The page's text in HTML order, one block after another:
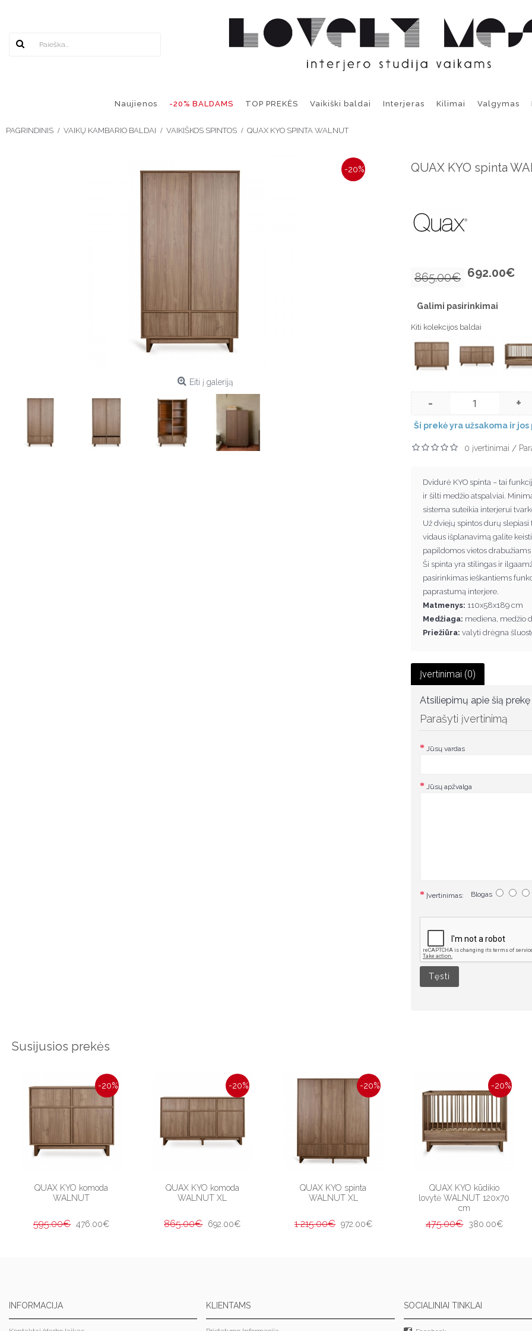
Naujienos -20% BALDAMS TOP PREKĖS Vaikiški baldai Interjeras Kilimai Valgymas
PAGRINDINIS VAIKŲ KAMBARIO BALDAI VAIKIŠKOS SPINTOS QUAX KYO SPINTA WALNUT
-20%
Eiti į galeriją
QUAX KYO spinta
865.00€ 692.00€
Galimi pasirinkimai
Kiti kolekcijos baldai
- +
Ši prekė yra užsakoma ir
0 įvertinimai /
Dvidurė KYO spinta – tai
ir šilti medžio atspalviai.
sistema suteikia interjerui
Už dviejų spintos durų
vidaus išplanavimą galite
papildomos vietos
Ši spinta yra stilingas ir
pasirinkimas ieškantiems
paprastumą interjere.
Matmenys: 110x58x189 cm
Medžiaga: mediena, medžio
Priežiūra: valyti drėgna
Įvertinimai (0)
Atsiliepimų apie šią prekę
Parašyti įvertinimą
Jūsų vardas
Jūsų apžvalga
Įvertinimas: Blogas
Tęsti
Susijusios prekės
-20%
QUAX KYO komoda
WALNUT
595.00€ 476.00€
-20%
QUAX KYO komoda
WALNUT XL
865.00€ 692.00€
-20%
QUAX KYO spinta
WALNUT XL
1 215.00€ 972.00€
-20%
QUAX KYO kūdikio
lovytė WALNUT 120x70
cm
475.00€ 380.00€
INFORMACIJA KLIENTAMS SOCIALINIAI TINKLAI